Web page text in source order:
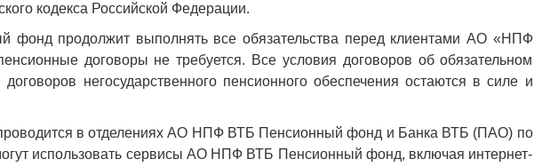
кодекса Российской Федерации.
продолжит выполнять все обязательства перед клиентами АО «НПФ
договоры не требуется. Все условия договоров об обязательном
негосударственного пенсионного обеспечения остаются в силе и
в отделениях АО НПФ ВТБ Пенсионный фонд и Банка ВТБ (ПАО) по
использовать сервисы АО НПФ ВТБ Пенсионный фонд, включая интернет-